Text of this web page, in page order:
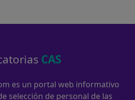
CAS
es un portal web informativo
selección de personal de las